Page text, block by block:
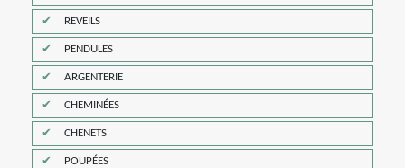
REVEILS
PENDULES
ARGENTERIE
CHEMINÉES
CHENETS
POUPÉES